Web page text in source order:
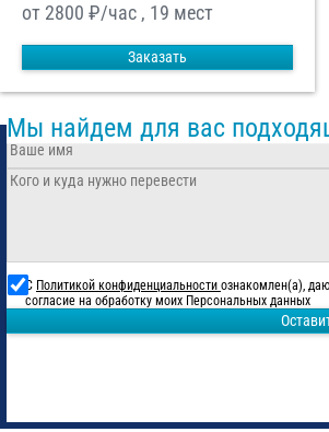
от 2800 ₽/час , 19 мест
Заказать
Мы найдем для вас
С Политикой конфиденциальности ознакомлен(а), даю
согласие на обработку моих Персональных данных